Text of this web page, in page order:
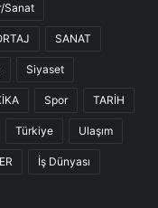
Sanat
SANAT
Siyaset
Spor TARİH
Türkiye Ulaşım
İş Dünyası